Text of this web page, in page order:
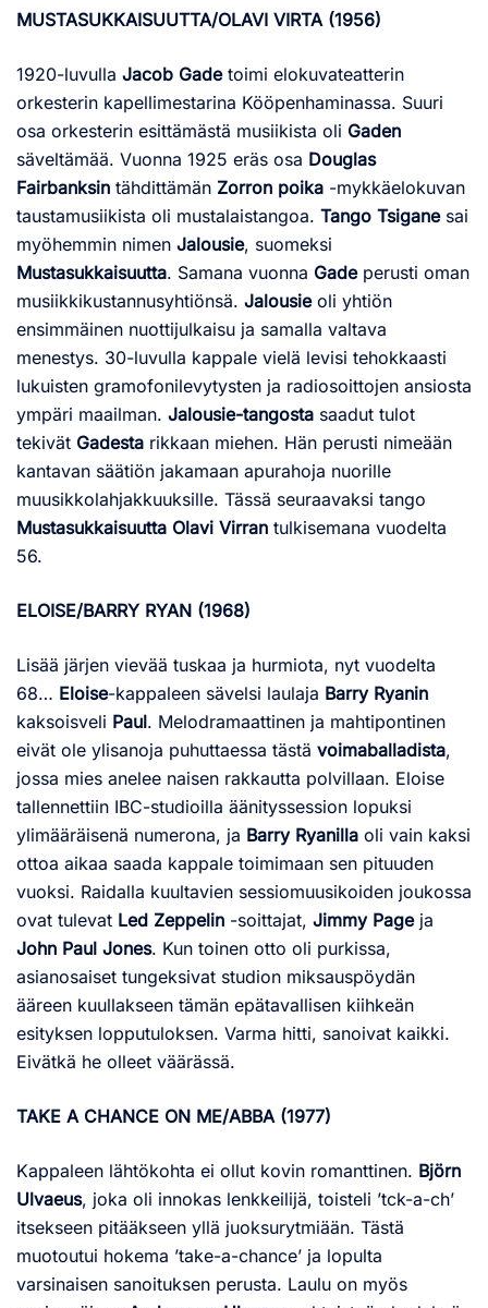
MUSTASUKKAISUUTTA/OLAVI VIRTA (1956)
1920-luvulla Jacob Gadetoimi elokuvateatterin
orkesterin kapellimestarina Kööpenhaminassa. Suuri
osa orkesterin esittämästä musiikista oli Gaden
säveltämää. Vuonna 1925 eräs osa Douglas
Fairbanksin tähdittämän Zorron poika -mykkäelokuvan
taustamusiikista oli mustalaistangoa. Tango Tsiganesai
myöhemmin nimen Jalousie, suomeksi
Mustasukkaisuutta. Samana vuonna Gadeperusti oman
musiikkikustannusyhtiönsä. Jalousieoli yhtiön
ensimmäinen nuottijulkaisu ja samalla valtava
menestys. 30-luvulla kappale vielä levisi tehokkaasti
lukuisten gramofonilevytysten ja radiosoittojen ansiosta
ympäri maailman. Jalousie-tangosta saadut tulot
tekivät Gadesta rikkaan miehen. Hän perusti nimeään
kantavan säätiön jakamaan apurahoja nuorille
muusikkolahjakkuuksille. Tässä seuraavaksi tango
Mustasukkaisuutta Olavi Virran tulkisemana vuodelta
56.
ELOISE/BARRY RYAN (1968)
Lisää järjen vievää tuskaa ja hurmiota, nyt vuodelta
68… Eloise-kappaleen sävelsi laulaja Barry Ryanin
kaksoisveli Paul. Melodramaattinen ja mahtipontinen
eivät ole ylisanoja puhuttaessa tästä voimaballadista,
jossa mies anelee naisen rakkautta polvillaan. Eloise
tallennettiin IBC-studioilla äänityssession lopuksi
ylimääräisenä numerona, ja Barry Ryanilla oli vain kaksi
ottoa aikaa saada kappale toimimaan sen pituuden
vuoksi. Raidalla kuultavien sessio­muusikoiden joukossa
ovat tulevat Led Zeppelin -soittajat, Jimmy Pageja
John Paul Jones. Kun toinen otto oli purkissa,
asianosaiset tungeksivat studion miksauspöydän
ääreen kuullakseen tämän epätavallisen kiihkeän
esityksen lopputuloksen. Varma hitti, sanoivat kaikki.
Eivätkä he olleet väärässä.
TAKE A CHANCE ON ME/ABBA (1977)
Kappaleen lähtökohta ei ollut kovin romanttinen. Björn
Ulvaeus, joka oli innokas lenkkeilijä, toisteli ’tck-a-ch’
itsekseen pitääkseen yllä juoksurytmiään. Tästä
muotoutui hokema ’take-a-chance’ ja lopulta
varsinaisen sanoituksen perusta. Laulu on myös